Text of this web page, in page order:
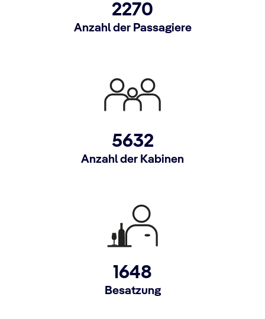
2270
Anzahl der Passagiere
5632
Anzahl der Kabinen
1648
Besatzung